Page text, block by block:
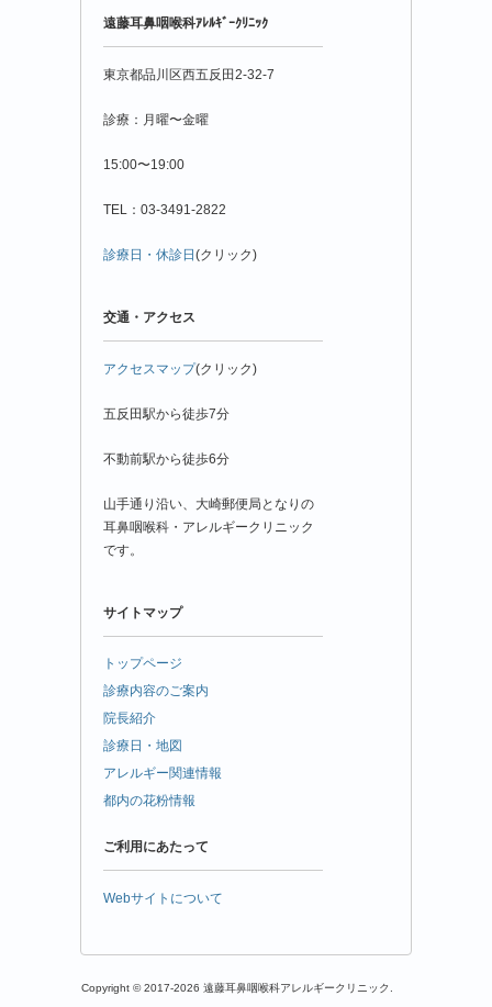
遠藤耳鼻咽喉科ｱﾚﾙｷﾞｰｸﾘﾆｯｸ
東京都品川区西五反田2-32-7
診療：月曜〜金曜
15:00〜19:00
TEL：03-3491-2822
診療日・休診日(クリック)
交通・アクセス
アクセスマップ(クリック)
五反田駅から徒歩7分
不動前駅から徒歩6分
山手通り沿い、大崎郵便局となりの
耳鼻咽喉科・アレルギークリニック
です。
サイトマップ
トップページ
診療内容のご案内
院長紹介
診療日・地図
アレルギー関連情報
都内の花粉情報
ご利用にあたって
Webサイトについて
Copyright © 2017-2026 遠藤耳鼻咽喉科アレルギークリニック.